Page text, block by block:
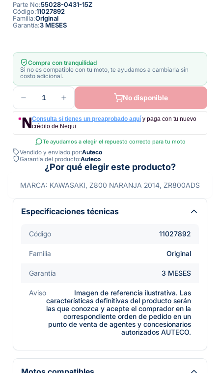
Parte No:55028-0431-15Z
Código:11027892
Familia:Original
Garantía:3 MESES
Compra con tranquilidad
Si no es compatible con tu moto, te ayudamos a cambiarla sin
costo adicional.
1 No disponible
Consulta si tienes un preaprobado aquí y paga con tu nuevo
crédito de Nequi.
Te ayudamos a elegir el repuesto correcto para tu moto
Vendido y enviado por:Auteco
Garantía del producto:Auteco
¿Por qué elegir este producto?
MARCA: KAWASAKI, Z800 NARANJA 2014, ZR800ADS
Especificaciones técnicas
Código 11027892
Familia Original
Garantía 3 MESES
Aviso
Imagen de referencia ilustrativa. Las
características definitivas del producto serán
las que conozca y acepte el comprador en la
correspondiente orden de pedido en un
punto de venta de agentes y concesionarios
autorizados AUTECO.